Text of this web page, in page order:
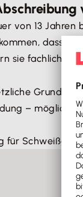
von 13 Jahren
dass
sie fachlich
– möglich.
für